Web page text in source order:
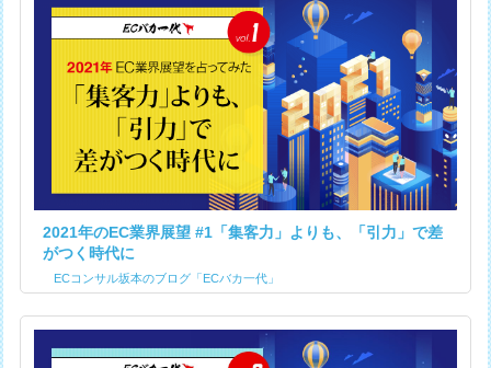
2021年のEC業界展望 #1「集客力」よりも、「引力」で差
がつく時代に
ECコンサル坂本のブログ「ECバカ一代」